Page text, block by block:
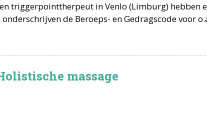
triggerpointtherpeutinVenlo (Limburg) hebben
de Beroeps- en Gedragscode voor
massage